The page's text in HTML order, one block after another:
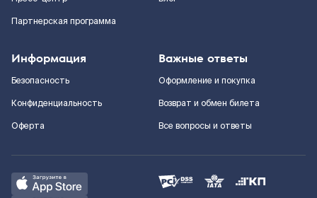
Партнерская программа
Информация
Безопасность
Конфиденциальность
Оферта
Важные ответы
Оформление и покупка
Возврат и обмен билета
Все вопросы и ответы